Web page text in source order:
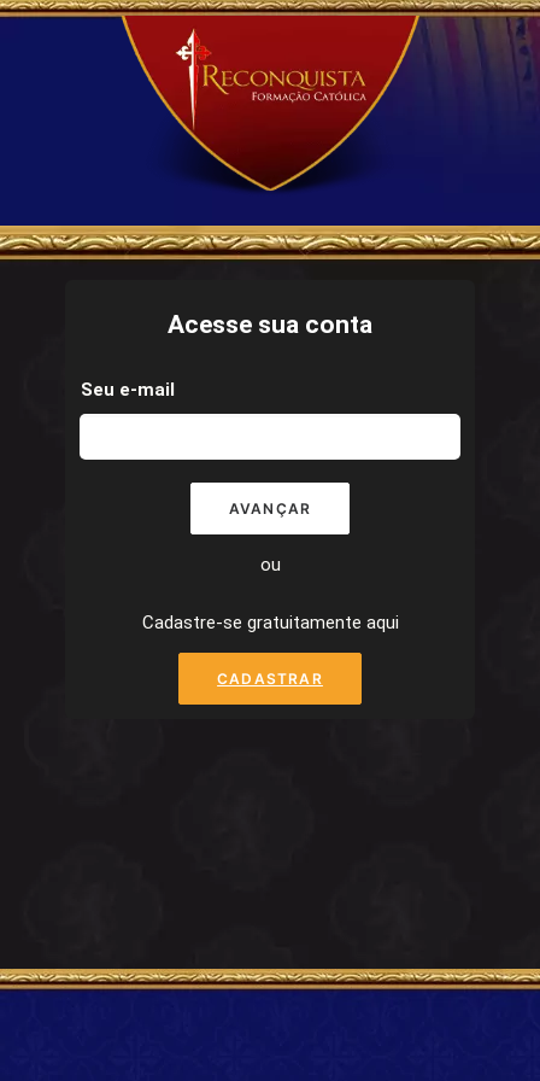
Acesse sua conta
Seu e-mail
AVANÇAR
ou
Cadastre-se gratuitamente aqui
CADASTRAR